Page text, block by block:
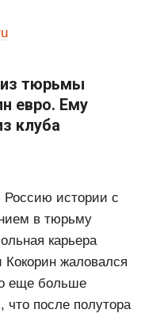
тюрьмы
евро. Ему
клуба
истории с
в тюрьму
карьера
Кокорин жаловался
еще больше
что после полутора